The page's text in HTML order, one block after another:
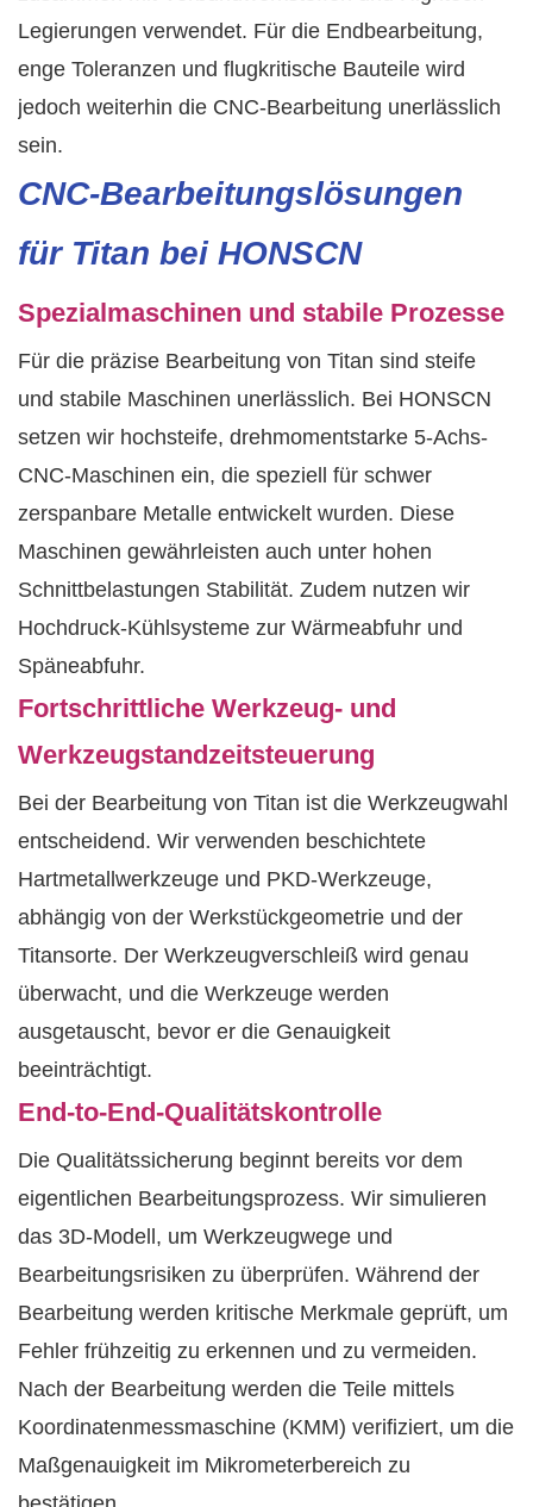
Legierungen verwendet. Für die Endbearbeitung,
enge Toleranzen und flugkritische Bauteile wird
jedoch weiterhin die CNC-Bearbeitung unerlässlich
sein.
CNC-Bearbeitungslösungen
für Titan bei HONSCN
Spezialmaschinen und stabile Prozesse
Für die präzise Bearbeitung von Titan sind steife
und stabile Maschinen unerlässlich. Bei HONSCN
setzen wir hochsteife, drehmomentstarke 5-Achs-
CNC-Maschinen ein, die speziell für schwer
zerspanbare Metalle entwickelt wurden. Diese
Maschinen gewährleisten auch unter hohen
Schnittbelastungen Stabilität. Zudem nutzen wir
Hochdruck-Kühlsysteme zur Wärmeabfuhr und
Späneabfuhr.
Fortschrittliche Werkzeug- und
Werkzeugstandzeitsteuerung
Bei der Bearbeitung von Titan ist die Werkzeugwahl
entscheidend. Wir verwenden beschichtete
Hartmetallwerkzeuge und PKD-Werkzeuge,
abhängig von der Werkstückgeometrie und der
Titansorte. Der Werkzeugverschleiß wird genau
überwacht, und die Werkzeuge werden
ausgetauscht, bevor er die Genauigkeit
beeinträchtigt.
End-to-End-Qualitätskontrolle
Die Qualitätssicherung beginnt bereits vor dem
eigentlichen Bearbeitungsprozess. Wir simulieren
das 3D-Modell, um Werkzeugwege und
Bearbeitungsrisiken zu überprüfen. Während der
Bearbeitung werden kritische Merkmale geprüft, um
Fehler frühzeitig zu erkennen und zu vermeiden.
Nach der Bearbeitung werden die Teile mittels
Koordinatenmessmaschine (KMM) verifiziert, um die
Maßgenauigkeit im Mikrometerbereich zu